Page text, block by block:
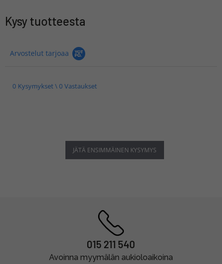
Kysy tuotteesta
Arvostelut tarjoaa
0 Kysymykset \ 0 Vastaukset
JÄTÄ ENSIMMÄINEN KYSYMYS
015 211 540
Avoinna myymälän aukioloaikoina